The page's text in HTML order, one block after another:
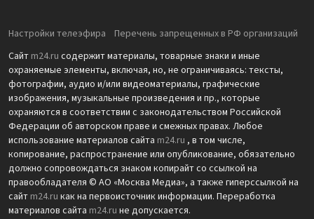
Настройки телеэфира
Перечень запрещенных в РФ организаций
Сайт m24.ru содержит материалы, товарные знаки и иные
охраняемые элементы, включая, но, не ограничиваясь: тексты,
фотографии, аудио и/или видеоматериалы, графические
изображения, музыкальные произведения и пр., которые
охраняются в соответствии с законодательством Российской
Федерации об авторском праве и смежных правах. Любое
использование материалов сайта m24.ru , в том числе,
копирование, распространение или опубликование, обязательно
должно сопровождаться знаком копирайт со ссылкой на
правообладателя © АО «Москва Медиа», а также гиперссылкой на
сайт m24.ru как на первоисточник информации. Переработка
материалов сайта m24.ru не допускается.